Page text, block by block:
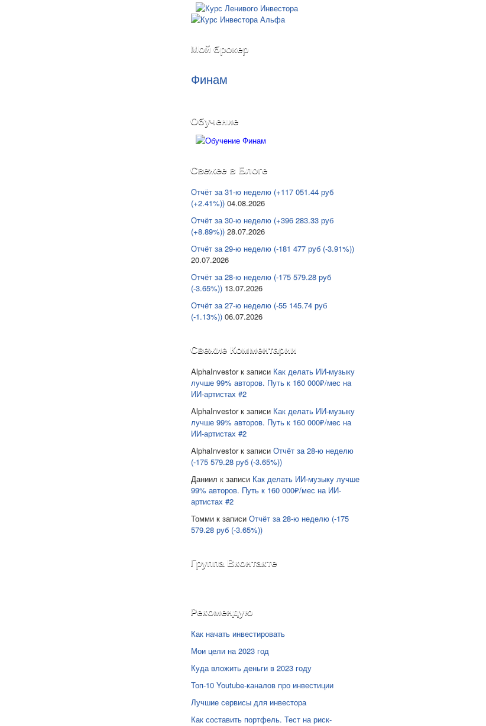
Мой брокер
Финам
Обучение
Свежее в Блоге
Отчёт за 31-ю неделю (+117 051.44 руб
(+2.41%)) 04.08.2026
Отчёт за 30-ю неделю (+396 283.33 руб
(+8.89%)) 28.07.2026
Отчёт за 29-ю неделю (-181 477 руб (-3.91%))
20.07.2026
Отчёт за 28-ю неделю (-175 579.28 руб
(-3.65%)) 13.07.2026
Отчёт за 27-ю неделю (-55 145.74 руб
(-1.13%)) 06.07.2026
Свежие Комментарии
AlphaInvestorк записи Как делать ИИ-музыку
лучше 99% авторов. Путь к 160 000₽/мес на
ИИ-артистах #2
AlphaInvestorк записи Как делать ИИ-музыку
лучше 99% авторов. Путь к 160 000₽/мес на
ИИ-артистах #2
AlphaInvestorк записи Отчёт за 28-ю неделю
(-175 579.28 руб (-3.65%))
Даниил к записи Как делать ИИ-музыку лучше
99% авторов. Путь к 160 000₽/мес на ИИ-
артистах #2
Томми к записи Отчёт за 28-ю неделю (-175
579.28 руб (-3.65%))
Группа Вконтакте
Рекомендую
Как начать инвестировать
Мои цели на 2023 год
Куда вложить деньги в 2023 году
Топ-10 Youtube-каналов про инвестиции
Лучшие сервисы для инвестора
Как составить портфель. Тест на риск-